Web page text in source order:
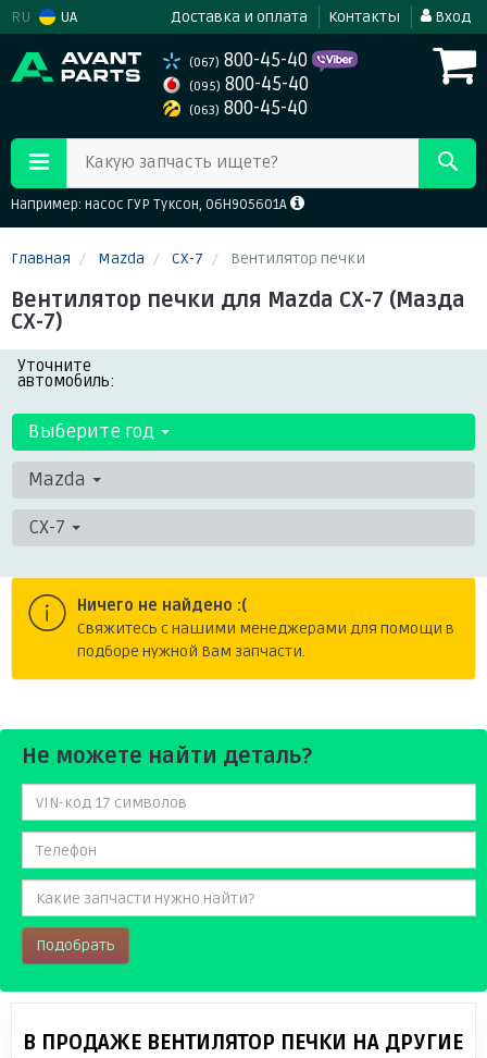
RU UA Доставка и оплата Контакты Вход
(067) 800-45-40
(095) 800-45-40
(063) 800-45-40
Какую запчасть ищете?
Например: насос ГУР Туксон, 06H905601A
Главная Mazda CX-7 Вентилятор печки
Вентилятор печки для Mazda CX-7 (Мазда
СХ-7)
Уточните
автомобиль:
Выберите год
Mazda
CX-7
Ничего не найдено :(
Cвяжитесь с нашими менеджерами для помощи в
подборе нужной Вам запчасти.
Не можете найти деталь?
Подобрать
В ПРОДАЖЕ ВЕНТИЛЯТОР ПЕЧКИ НА ДРУГИЕ